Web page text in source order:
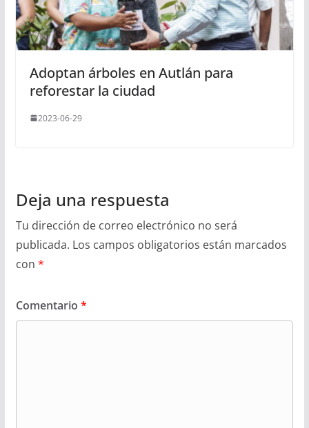
Adoptan árboles en Autlán para
reforestar la ciudad
2023-06-29
Deja una respuesta
Tu dirección de correo electrónico no será
publicada. Los campos obligatorios están marcados
con *
Comentario *